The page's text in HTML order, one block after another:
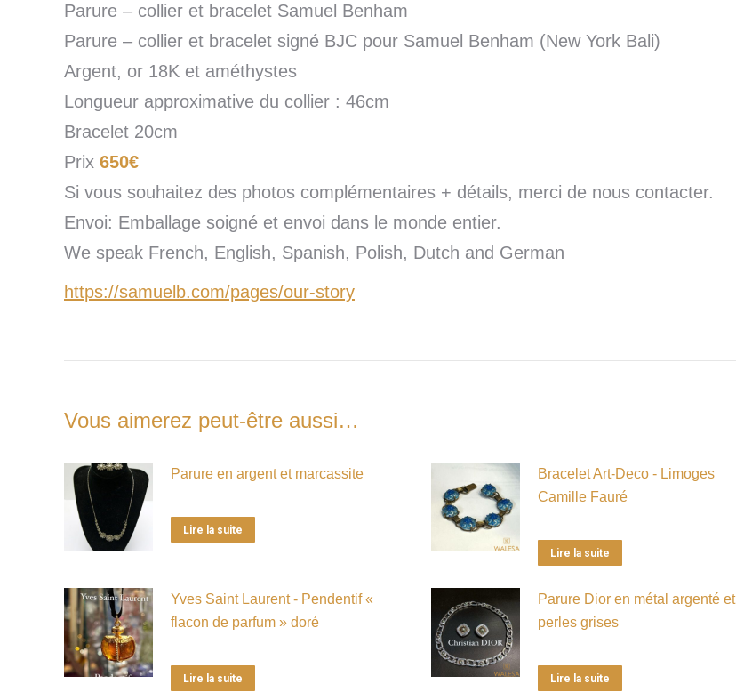
Parure – collier et bracelet Samuel Benham
Parure – collier et bracelet signé BJC pour Samuel Benham (New York Bali)
Argent, or 18K et améthystes
Longueur approximative du collier : 46cm
Bracelet 20cm
Prix 650€
Si vous souhaitez des photos complémentaires + détails, merci de nous contacter.
Envoi: Emballage soigné et envoi dans le monde entier.
We speak French, English, Spanish, Polish, Dutch and German
https://samuelb.com/pages/our-story
Vous aimerez peut-être aussi…
Parure en argent et marcassite
Lire la suite
Bracelet Art-Deco - Limoges
Camille Fauré
Lire la suite
Yves Saint Laurent - Pendentif «
flacon de parfum » doré
Lire la suite
Parure Dior en métal argenté et
perles grises
Lire la suite